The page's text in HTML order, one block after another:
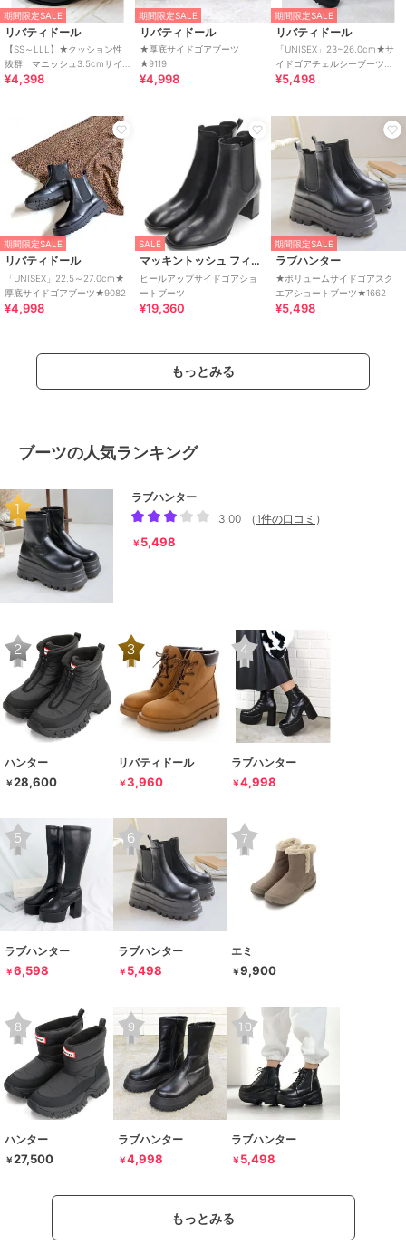
期間限定SALE
リバティドール
【SS～LLL】★クッション性
抜群 マニッシュ3.5cmサイ
ドゴアブーツ★5448-SA
¥4,398
期間限定SALE
リバティドール
★厚底サイドゴアブーツ
★9119
¥4,998
期間限定SALE
リバティドール
「UNISEX」23~26.0cm★サ
イドゴアチェルシーブーツ
★9086
¥5,498
期間限定SALE
リバティドール
「UNISEX」22.5～27.0cm★
厚底サイドゴアブーツ★9082
¥4,998
SALE
マッキントッシュ フィロソフィー
ヒールアップサイドゴアショ
ートブーツ
¥19,360
期間限定SALE
ラブハンター
★ボリュームサイドゴアスク
エアショートブーツ★1662
¥5,498
もっとみる
ブーツの人気ランキング
ラブハンター
3.00
（ 1件の口コミ ）
￥ 5,498
ハンター
￥28,600
リバティドール
￥3,960
ラブハンター
￥4,998
ラブハンター
￥6,598
ラブハンター
￥ 5,498
エミ
￥9,900
ハンター
￥27,500
ラブハンター
￥4,998
ラブハンター
￥ 5,498
もっとみる